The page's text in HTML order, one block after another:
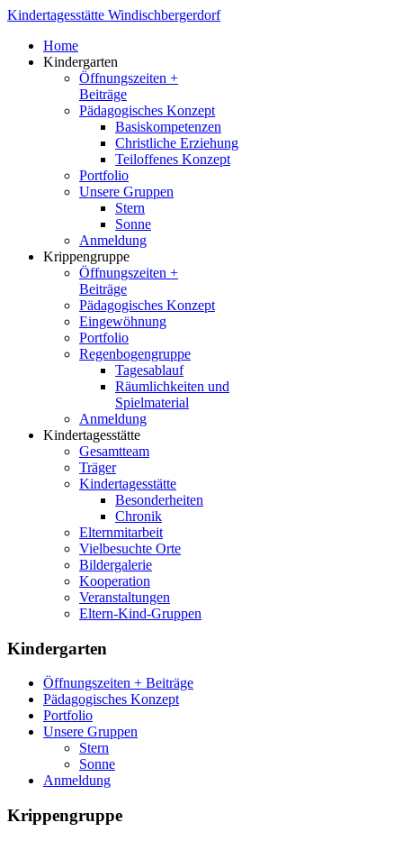
Kindertagesstätte Windischbergerdorf
Home
Kindergarten
Öffnungszeiten +
Beiträge
Pädagogisches Konzept
Basiskompetenzen
Christliche Erziehung
Teiloffenes Konzept
Portfolio
Unsere Gruppen
Stern
Sonne
Anmeldung
Krippengruppe
Öffnungszeiten +
Beiträge
Pädagogisches Konzept
Eingewöhnung
Portfolio
Regenbogengruppe
Tagesablauf
Räumlichkeiten und
Spielmaterial
Anmeldung
Kindertagesstätte
Gesamtteam
Träger
Kindertagesstätte
Besonderheiten
Chronik
Elternmitarbeit
Vielbesuchte Orte
Bildergalerie
Kooperation
Veranstaltungen
Eltern-Kind-Gruppen
Kindergarten
Öffnungszeiten + Beiträge
Pädagogisches Konzept
Portfolio
Unsere Gruppen
Stern
Sonne
Anmeldung
Krippengruppe